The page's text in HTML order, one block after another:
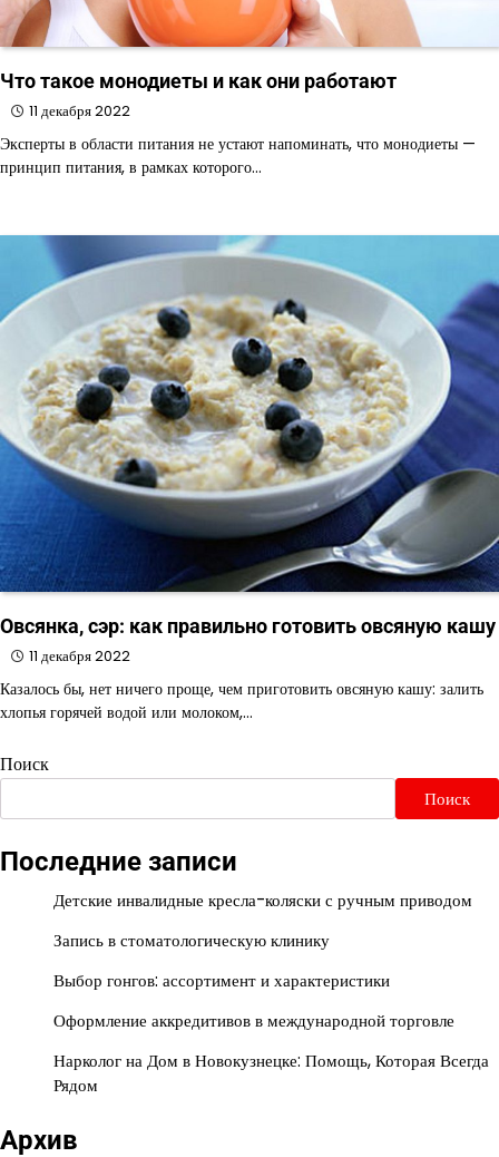
Что такое монодиеты и как они работают
11 декабря 2022
Эксперты в области питания не устают напоминать, что монодиеты —
принцип питания, в рамках которого…
Овсянка, сэр: как правильно готовить овсяную кашу
11 декабря 2022
Казалось бы, нет ничего проще, чем приготовить овсяную кашу: залить
хлопья горячей водой или молоком,…
Поиск
Поиск
Последние записи
Детские инвалидные кресла-коляски с ручным приводом
Запись в стоматологическую клинику
Выбор гонгов: ассортимент и характеристики
Оформление аккредитивов в международной торговле
Нарколог на Дом в Новокузнецке: Помощь, Которая Всегда
Рядом
Архив